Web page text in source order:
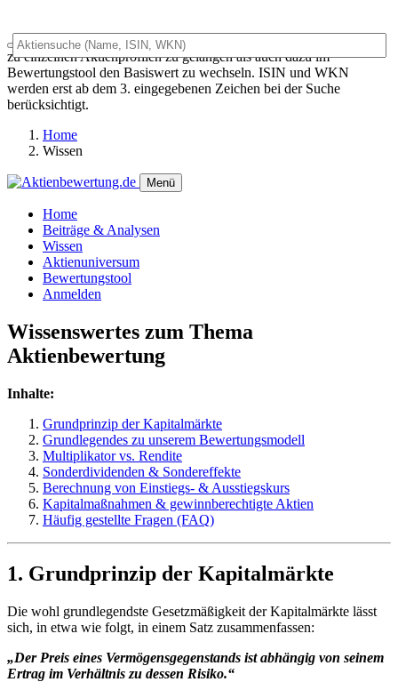
Das Universalsuchfeld dient sowohl als generelles Suchfeld um
zu einzelnen Aktienprofilen zu gelangen als auch dazu im
Bewertungstool den Basiswert zu wechseln. ISIN und WKN
werden erst ab dem 3. eingegebenen Zeichen bei der Suche
berücksichtigt.
Home
Wissen
Menü
Home
Beiträge & Analysen
Wissen
Aktienuniversum
Bewertungstool
Anmelden
Wissenswertes zum Thema
Aktienbewertung
Inhalte:
Grundprinzip der Kapitalmärkte
Grundlegendes zu unserem Bewertungsmodell
Multiplikator vs. Rendite
Sonderdividenden & Sondereffekte
Berechnung von Einstiegs- & Ausstiegskurs
Kapitalmaßnahmen & gewinnberechtigte Aktien
Häufig gestellte Fragen (FAQ)
1. Grundprinzip der Kapitalmärkte
Die wohl grundlegendste Gesetzmäßigkeit der Kapitalmärkte lässt
sich, in etwa wie folgt, in einem Satz zusammenfassen:
„Der Preis eines Vermögensgegenstands ist abhängig von seinem
Ertrag im Verhältnis zu dessen Risiko.“